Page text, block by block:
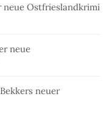
neue Ostfrieslandkrimi
neue
neuer